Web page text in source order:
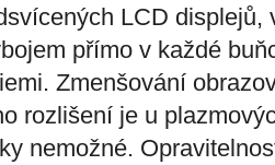
LCD displejů,
přímo v každé
Zmenšování
rozlišení je u
nemožné.